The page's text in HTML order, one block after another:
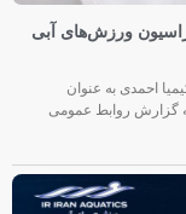
ورزش‌های آبی
احمدی به عنوان
گزارش روابط عمومی